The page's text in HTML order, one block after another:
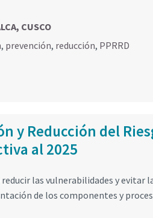
CUSCO
, prevención, reducción, PPRRD
y Reducción del
al 2025
las vulnerabilidades y evitar
de los componentes y